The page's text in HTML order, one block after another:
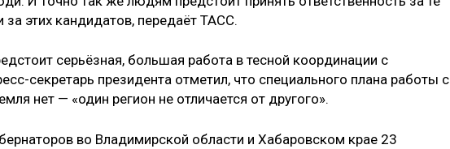
этих кандидатов, передаёт ТАСС.
серьёзная, большая работа в тесной координации с
секретарь президента отметил, что специального плана работы с
нет — «один регион не отличается от другого».
во Владимирской области и Хабаровском крае 23